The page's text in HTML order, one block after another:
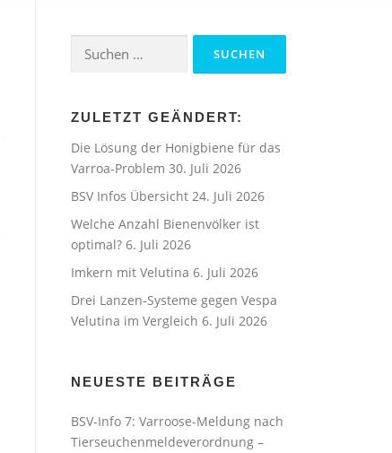
Suchen
nach:
ZULETZT GEÄNDERT:
Die Lösung der Honigbiene für das
Varroa-Problem 30. Juli 2026
BSV Infos Übersicht 24. Juli 2026
Welche Anzahl Bienenvölker ist
optimal? 6. Juli 2026
Imkern mit Velutina 6. Juli 2026
Drei Lanzen-Systeme gegen Vespa
Velutina im Vergleich 6. Juli 2026
NEUESTE BEITRÄGE
BSV-Info 7: Varroose-Meldung nach
Tierseuchenmeldeverordnung –